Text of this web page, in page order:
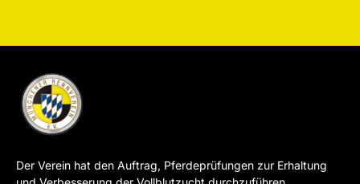
Der Verein hat den Auftrag, Pferdeprüfungen zur Erhaltung